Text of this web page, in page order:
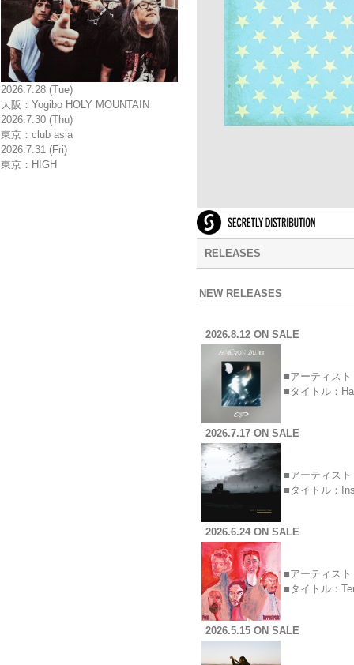
2026.7.28 (Tue)
大阪：Yogibo HOLY MOUNTAIN
2026.7.30 (Thu)
東京：club asia
2026.7.31 (Fri)
東京：HIGH
RELEASES
NEW RELEASES
2026.8.12 ON SALE
■アーティス
■タイトル：
2026.7.17 ON SALE
■アーティス
■タイトル：
2026.6.24 ON SALE
■アーティス
■タイトル：
2026.5.15 ON SALE